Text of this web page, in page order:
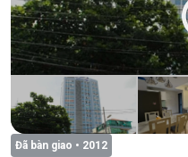
Đã bàn giao • 2012